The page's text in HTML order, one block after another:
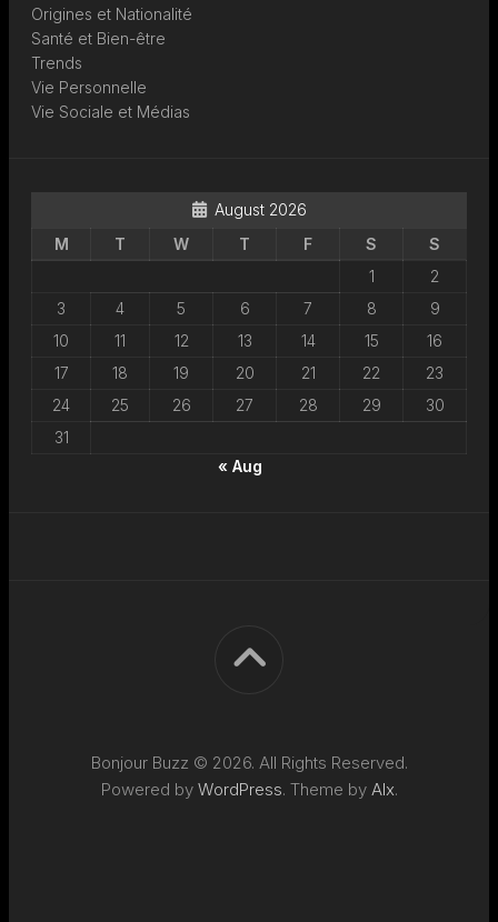
Origines et Nationalité
Santé et Bien-être
Trends
Vie Personnelle
Vie Sociale et Médias
August 2026
M
T W T F S
S
1
2
3
4 5 6 7 8
9
10
11 12 13 14 15
16
17
18 19 20 21 22
23
24
25 26 27 28 29
30
31
« Aug
Bonjour Buzz © 2026. All Rights Reserved.
Powered by WordPress. Theme by Alx.